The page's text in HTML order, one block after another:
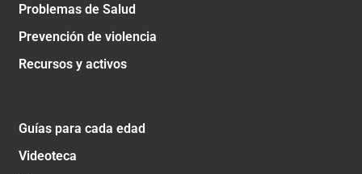
Problemas de Salud
Prevención de violencia
Recursos y activos
Guías para cada edad
Videoteca